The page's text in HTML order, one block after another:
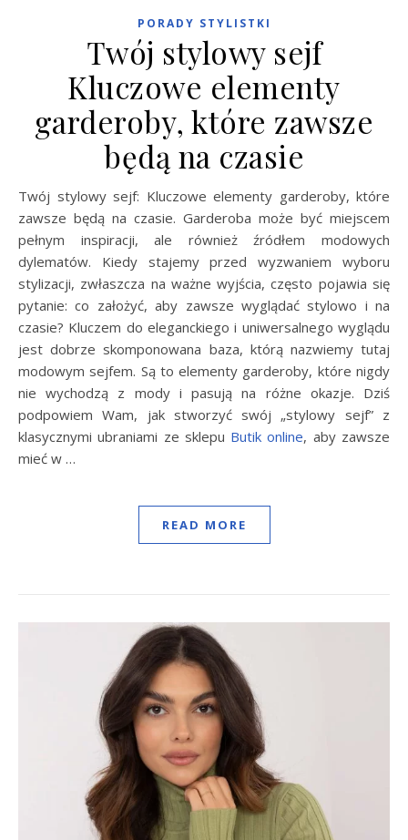
PORADY STYLISTKI
Twój stylowy sejf
Kluczowe elementy
garderoby, które zawsze
będą na czasie
Twój stylowy sejf: Kluczowe elementy garderoby, które
zawsze będą na czasie. Garderoba może być miejscem
pełnym inspiracji, ale również źródłem modowych
dylematów. Kiedy stajemy przed wyzwaniem wyboru
stylizacji, zwłaszcza na ważne wyjścia, często pojawia się
pytanie: co założyć, aby zawsze wyglądać stylowo i na
czasie? Kluczem do eleganckiego i uniwersalnego wyglądu
jest dobrze skomponowana baza, którą nazwiemy tutaj
modowym sejfem. Są to elementy garderoby, które nigdy
nie wychodzą z mody i pasują na różne okazje. Dziś
podpowiem Wam, jak stworzyć swój „stylowy sejf” z
klasycznymi ubraniami ze sklepu Butik online, aby zawsze
mieć w …
READ MORE